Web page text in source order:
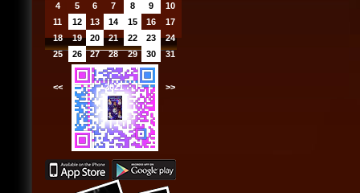
4
5 6 7 8 9
10
11
12 13 14 15 16
17
18
19 20 21 22 23
24
25
26 27 28 29 30 31
<< 2021 >>